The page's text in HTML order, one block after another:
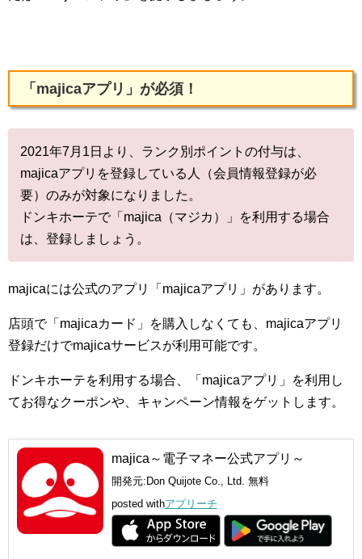
「majicaアプリ」が必須！
2021年7月1日より、ランク別ポイントの付与は、
majicaアプリを登録している人（会員情報登録が必
要）のみが対象になりました。
ドンキホーテで「majica（マジカ）」を利用する場合
は、登録しましょう。
majicaには公式のアプリ「majicaアプリ」があります。
店頭で「majicaカード」を購入しなくても、majicaアプリ
登録だけでmajicaサービスが利用可能です。
ドンキホーテを利用する場合、「majicaアプリ」を利用し
てお得なクーポンや、キャンペーン情報をゲットします。
majica～電子マネー公式アプリ～
開発元: Don Quijote Co., Ltd. 無料
posted withアプリーチ